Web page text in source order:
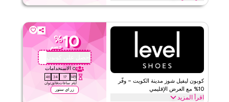
احصل على خصم 10% على طلبك الأول مع هذا كود كوبون ليفيل شوز
كل شيء اليوم.
الحد الأدنى للطلب
ويب/تطبيق
الفئات
على مستوى الموقع
كوبون ليفيل شوز مدينة الكويت – وفّر
10% مع العرض الإقليمي
اقرأ المزيد
10
%
خصم
احصل على كوبون
0 الاستخدامات
145
أيام
17
ساعات
34
دقائق
45
ثوان
زر اي ستور